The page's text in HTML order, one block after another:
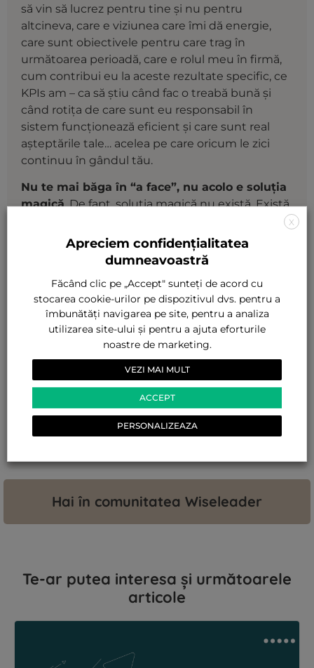
să vin să lucrez pentru tine și nu pentru
altcineva, care e viziunea care îmi dă energie,
care sunt obiectivele pentru care trag în
următoarea perioadă, care e rolul meu în firmă,
cum contribui eu la aceste rezultate specific, ce
KPIs am – ca să știu când fac o treabă bună și
când rotița de care sunt eu responsabil în
sistem funcționează eficient și care sunt real
așteptările tale… acelea pe care oricum le zici
continuu în gândul tău.
Nu te mai băga în “a face”, nu acolo e soluția
magică. De fapt, soluția magică nu există. Există
își alocă timp să aducă claritate în business-ul
Du-te înapoi în rolul tău.
Pentru wiseleader-ul din tine,
Diana.
Distribuie articolul:
Hai în comunitatea Wiseleader
Te-ar putea interesa și următoarele
articole
X
Apreciem confidențialitatea
dumneavoastră
Făcând clic pe „Accept" sunteți de acord cu
stocarea cookie-urilor pe dispozitivul dvs. pentru a
îmbunătăți navigarea pe site, pentru a analiza
utilizarea site-ului și pentru a ajuta eforturile
noastre de marketing.
VEZI MAI MULT
ACCEPT
PERSONALIZEAZA